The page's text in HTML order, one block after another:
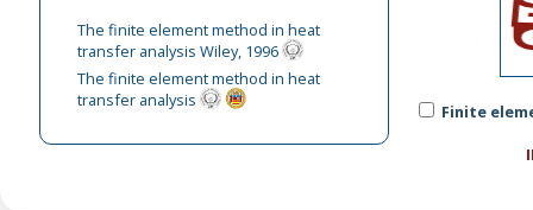
The finite element method in heat
transfer analysis Wiley, 1996
The finite element method in heat
transfer analysis
Finite